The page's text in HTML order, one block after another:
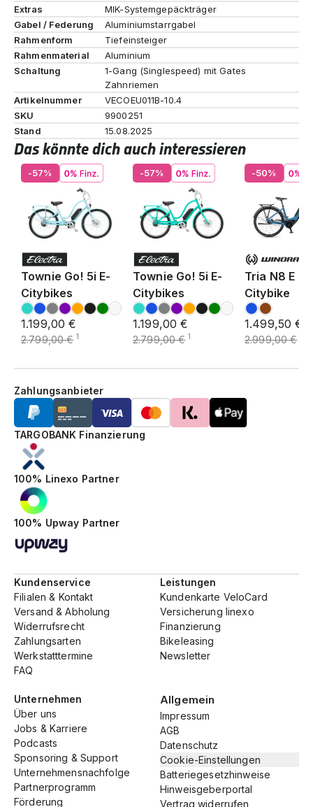
Extras
MIK-Systemgepäckträger
Gabel / Federung
Aluminiumstarrgabel
Rahmenform
Tiefeinsteiger
Rahmenmaterial
Aluminium
Schaltung
1-Gang (Singlespeed) mit Gates
Zahnriemen
Artikelnummer
VECOEU011B-10.4
SKU
9900251
Stand
15.08.2025
Das könnte dich auch interessieren
-57%
Townie Go! 5i E-
Citybikes
1.199,00 €
2.799,00 € 1
-57%
Townie Go! 5i E-
Citybikes
1.199,00 €
2.799,00 € 1
-50%
Tria N8 E E-
Citybike
1.499,50 €
2.999,00 €
100% Upway Partner
100% Linexo Partner
TARGOBANK Finanzierung
Zahlungsanbieter
Kundenservice
Filialen & Kontakt
Versand & Abholung
Widerrufsrecht
Zahlungsarten
Werkstatttermine
FAQ
Leistungen
Kundenkarte VeloCard
Versicherung linexo
Finanzierung
Bikeleasing
Newsletter
Unternehmen
Über uns
Jobs & Karriere
Podcasts
Sponsoring & Support
Unternehmensnachfolge
Partnerprogramm
Förderung
Allgemein
Impressum
AGB
Datenschutz
Cookie-Einstellungen
Batteriegesetzhinweise
Hinweisgeberportal
Vertrag widerrufen